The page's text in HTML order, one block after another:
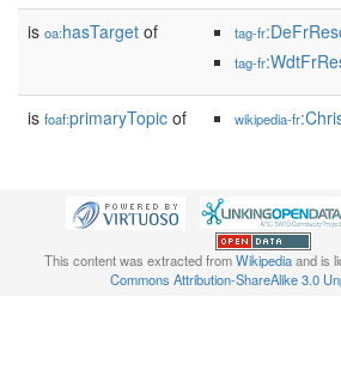
is oa:hasTarget of tag-fr
tag-fr
is foaf:primaryTopic of wikipedia-fr
This content was extracted fromWikipediaand is
Commons Attribution-ShareAlike 3.0